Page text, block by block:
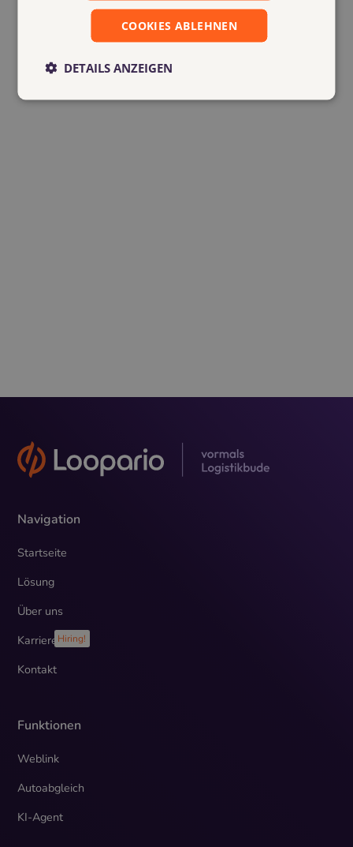
Navigation
Startseite
Lösung
Über uns
Karriere Hiring!
Kontakt
Funktionen
Weblink
Autoabgleich
KI-Agent
COOKIES ABLEHNEN
DETAILS ANZEIGEN